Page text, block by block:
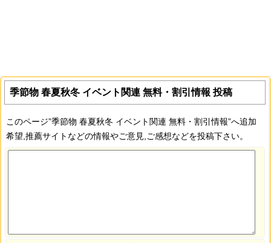
季節物 春夏秋冬 イベント関連 無料・割引情報 投稿
このページ”季節物 春夏秋冬 イベント関連 無料・割引情報”へ追加
希望,推薦サイトなどの情報やご意見,ご感想などを投稿下さい。